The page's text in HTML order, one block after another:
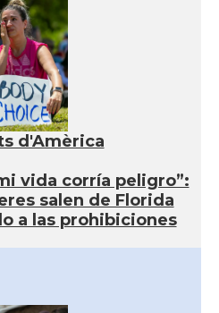
d'Amèrica
vida corría peligro”:
salen de Florida
a las prohibiciones